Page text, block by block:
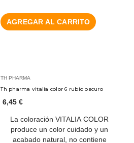
AGREGAR AL CARRITO
TH PHARMA
Th pharma vitalia color 6 rubio oscuro
6,45 €
La coloración VITALIA COLOR
produce un color cuidado y un
acabado natural, no contiene